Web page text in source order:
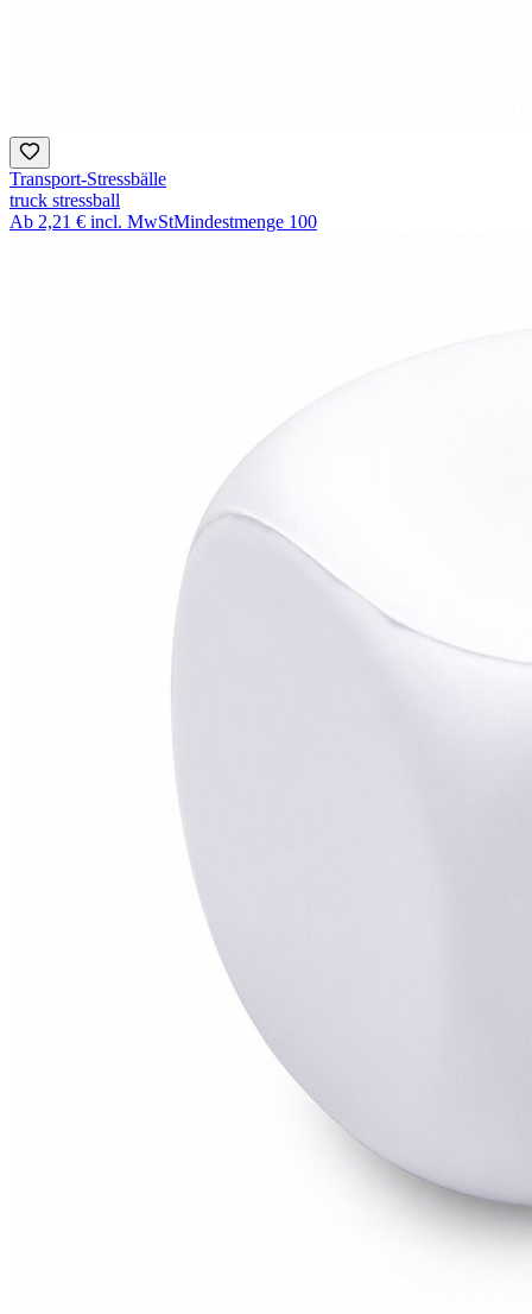
Transport-Stressbälle
truck stressball
Ab 2,21 € incl. MwStMindestmenge 100